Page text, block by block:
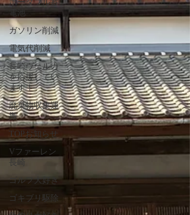
ポータブル蓄
電池
ガソリン削減
電気代削減
長崎ヴェルカ
を応援してい
ます！
廃棄物収集運
搬
TOPお知らせ
Vファーレン
長崎
ゴルフ大好き
ゴキブリ駆除